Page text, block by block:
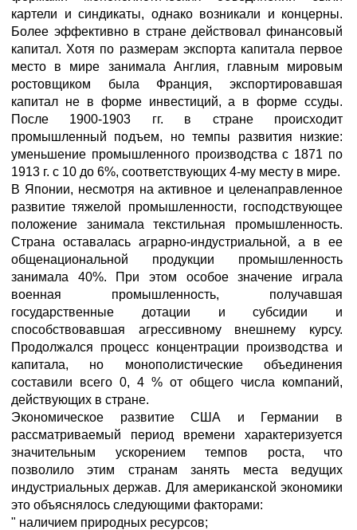
картели и синдикаты, однако возникали и концерны.
Более эффективно в стране действовал финансовый
капитал. Хотя по размерам экспорта капитала первое
место в мире занимала Англия, главным мировым
ростовщиком была Франция, экспортировавшая
капитал не в форме инвестиций, а в форме ссуды.
После 1900-1903 гг. в стране происходит
промышленный подъем, но темпы развития низкие:
уменьшение промышленного производства с 1871 по
1913 г. с 10 до 6%, соответствующих 4-му месту в мире.
В Японии, несмотря на активное и целенаправленное
развитие тяжелой промышленности, господствующее
положение занимала текстильная промышленность.
Страна оставалась аграрно-индустриальной, а в ее
общенациональной продукции промышленность
занимала 40%. При этом особое значение играла
военная промышленность, получавшая
государственные дотации и субсидии и
способствовавшая агрессивному внешнему курсу.
Продолжался процесс концентрации производства и
капитала, но монополистические объединения
составили всего 0, 4 % от общего числа компаний,
действующих в стране.
Экономическое развитие США и Германии в
рассматриваемый период времени характеризуется
значительным ускорением темпов роста, что
позволило этим странам занять места ведущих
индустриальных держав. Для американской экономики
это объяснялось следующими факторами:
" наличием природных ресурсов;